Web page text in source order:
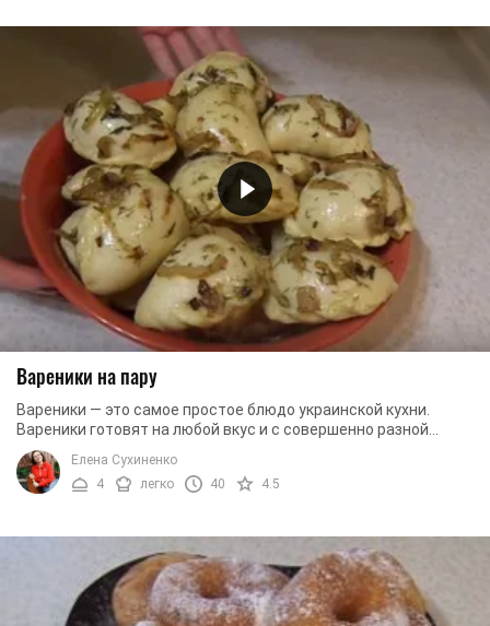
Вареники на пару
Вареники — это самое простое блюдо украинской кухни.
Вареники готовят на любой вкус и с совершенно разной
начинкой. Вареники могут быть сладкими и ...
Елена Сухиненко
4
легко 40 4.5